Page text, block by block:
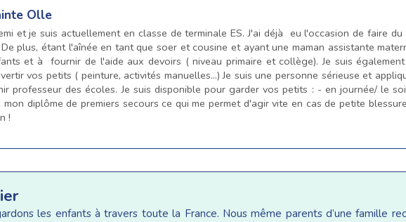
Olle
et je suis actuellement en classe de terminale ES. J'ai déjà eu l'occasion de faire
plus, étant l'aînée en tant que soer et cousine et ayant une maman assistante
et à fournir de l'aide aux devoirs ( niveau primaire et collège). Je suis
vos petits ( peinture, activités manuelles...) Je suis une personne sérieuse et
professeur des écoles. Je suis disponible pour garder vos petits : - en journée/ le
diplôme de premiers secours ce qui me permet d'agir vite en cas de petite
!
les enfants à travers toute la France. Nous même parents d’une famille